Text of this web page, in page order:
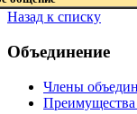
Назад к списку
Объединение
Члены
Преимущества